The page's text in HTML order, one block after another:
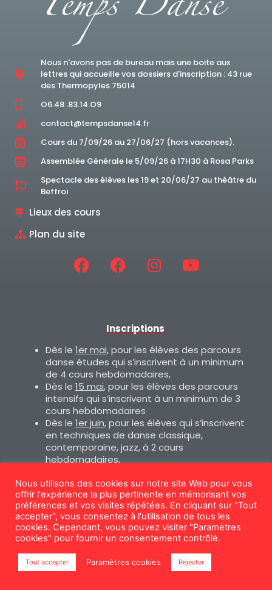
Nous n'avons pas de bureau mais une boite aux
lettres qui accueille vos dossiers d'inscription : 43 rue
des Thermopyles 75014
O6.48 .83.14.O9
contact@tempsdanse14.fr
Cours du 7/09/26 au 27/06/27 (hors vacances).
Assemblée Générale le 5/09/26 à 17H30 à Rosa Parks
Spectacle des élèves les 19 et 20/06/27 au théâtre du
Beffroi
Lieux des cours
Plan du site
Inscriptions:
Dès le 1er mai, pour les élèves des parcours
danse études qui s’inscrivent à un minimum
de 4 cours hebdomadaires,
Dès le 15 mai, pour les élèves des parcours
intensifs qui s’inscrivent à un minimum de 3
cours hebdomadaires
Dès le 1er juin, pour les élèves qui s’inscrivent
en techniques de danse classique,
contemporaine, jazz, à 2 cours
hebdomadaires,
en tronc commun d’éveil ou initiation à la
danse, à 1 seul cours hebdomadaire.
Cours d’essai
Lescours d’essaisont possibles sur demande
(contact@tempsdanse14.fr)
toute l’année pour les enfants de maternelle
de septembre à mars pour les autres.
Nous utilisons des cookies sur notre site Web pour vous
offrir l'expérience la plus pertinente en mémorisant vos
préférences et vos visites répétées. En cliquant sur "Tout
accepter", vous consentez à l'utilisation de tous les
cookies. Cependant, vous pouvez visiter "Paramètres
cookies" pour fournir un consentement contrôlé.
Tout accepter Paramètres cookies Rejecter